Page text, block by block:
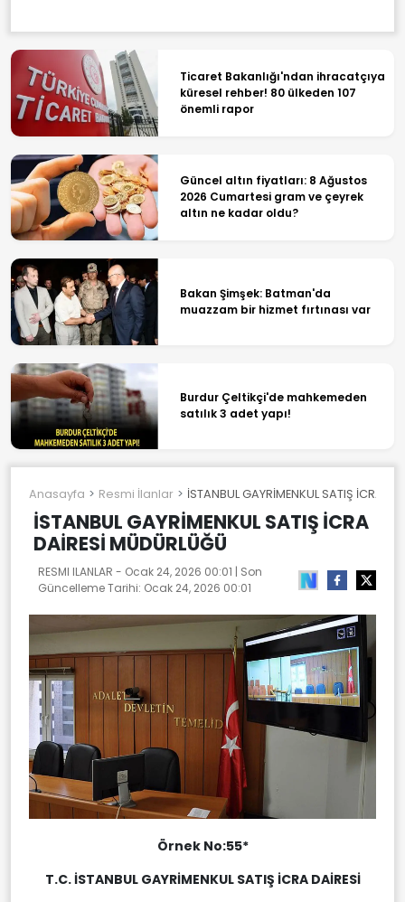
Ticaret Bakanlığı'ndan ihracatçıya
küresel rehber! 80 ülkeden 107
önemli rapor
Güncel altın fiyatları: 8 Ağustos
2026 Cumartesi gram ve çeyrek
altın ne kadar oldu?
Bakan Şimşek: Batman'da
muazzam bir hizmet fırtınası var
Burdur Çeltikçi'de mahkemeden
satılık 3 adet yapı!
Anasayfa Resmi İlanlar İSTANBUL GAYRİMENKUL SATIŞ İCRA
İSTANBUL GAYRİMENKUL SATIŞ İCRA
DAİRESİ MÜDÜRLÜĞÜ
RESMI ILANLAR - Ocak 24, 2026 00:01 | Son
Güncelleme Tarihi: Ocak 24, 2026 00:01
Örnek No:55*
T.C.İSTANBUL GAYRİMENKUL SATIŞ İCRA DAİRESİ